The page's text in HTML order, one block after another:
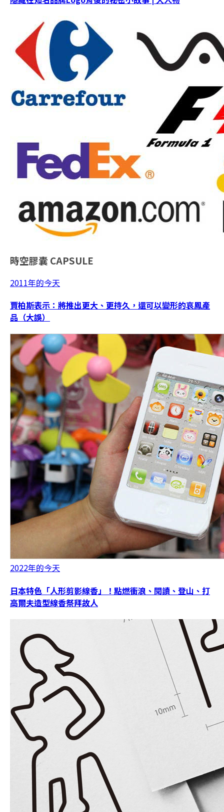
時空膠囊 CAPSULE
2011年的今天
賈柏斯表示：將推出更大、更持久，還可以變形的哀鳳產
品（大誤）
2022年的今天
日本特色「人形剪影線香」！點燃衝浪、閱讀、登山、打
高爾夫造型線香祭拜故人